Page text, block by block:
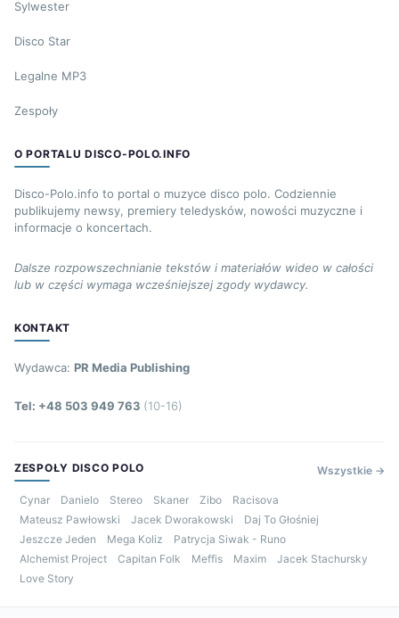
Sylwester
Disco Star
Legalne MP3
Zespoły
O PORTALU DISCO-POLO.INFO
Disco-Polo.info to portal o muzyce disco polo. Codziennie
publikujemy newsy, premiery teledysków, nowości muzyczne i
informacje o koncertach.
Dalsze rozpowszechnianie tekstów i materiałów wideo w całości
lub w części wymaga wcześniejszej zgody wydawcy.
KONTAKT
Wydawca: PR Media Publishing
Tel: +48 503 949 763 (10-16)
ZESPOŁY DISCO POLO Wszystkie →
Cynar Danielo Stereo Skaner Zibo
Racisova
Mateusz Pawłowski
Jacek Dworakowski
Daj To Głośniej
Jeszcze Jeden
Mega Koliz
Patrycja Siwak - Runo
Alchemist Project
Capitan Folk Meffis Maxim
Jacek Stachursky
Love Story